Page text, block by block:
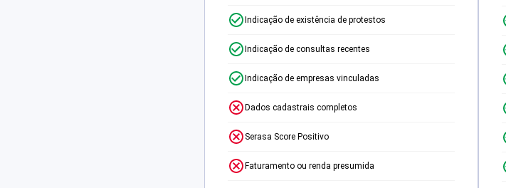
Indicação de existência de protestos
Indicação de consultas recentes
Indicação de empresas vinculadas
Dados cadastrais completos
Serasa Score Positivo
Faturamento ou renda presumida